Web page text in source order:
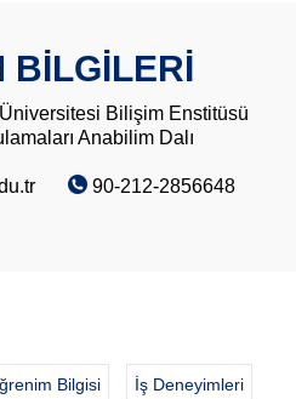
BİLGİLERİ
Bilişim Enstitüsü
Anabilim Dalı
90-212-2856648
Bilgisi İş Deneyimleri